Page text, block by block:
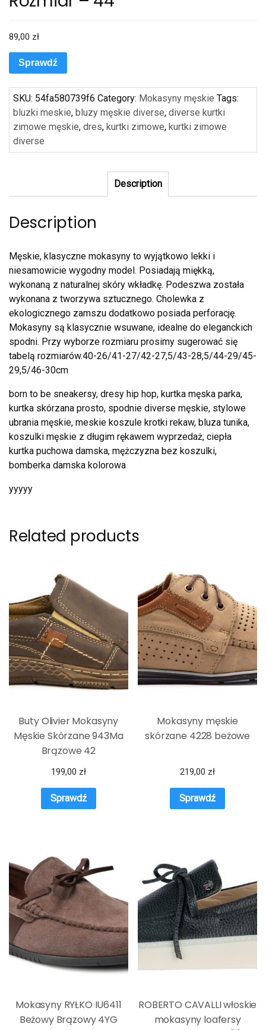
89,00 zł
Sprawdź
SKU: 54fa580739f6 Category: Mokasyny męskie Tags:
bluzki meskie, bluzy męskie diverse, diverse kurtki
zimowe męskie, dres, kurtki zimowe, kurtki zimowe
diverse
Description
Description
Męskie, klasyczne mokasyny to wyjątkowo lekki i
niesamowicie wygodny model. Posiadają miękką,
wykonaną z naturalnej skóry wkładkę. Podeszwa została
wykonana z tworzywa sztucznego. Cholewka z
ekologicznego zamszu dodatkowo posiada perforację.
Mokasyny są klasycznie wsuwane, idealne do eleganckich
spodni. Przy wyborze rozmiaru prosimy sugerować się
tabelą rozmiarów.40-26/41-27/42-27,5/43-28,5/44-29/45-
29,5/46-30cm
born to be sneakersy, dresy hip hop, kurtka męska parka,
kurtka skórzana prosto, spodnie diverse męskie, stylowe
ubrania męskie, meskie koszule krotki rekaw, bluza tunika,
koszulki męskie z długim rękawem wyprzedaż, ciepła
kurtka puchowa damska, mężczyzna bez koszulki,
bomberka damska kolorowa
yyyyy
Related products
Buty Olivier Mokasyny
Męskie Skórzane 943Ma
Brązowe 42
199,00 zł
Sprawdź
Mokasyny męskie
skórzane 4228 beżowe
219,00 zł
Sprawdź
Mokasyny RYŁKO IU6411
Beżowy Brązowy 4YG
ROBERTO CAVALLI włoskie
mokasyny loafersy